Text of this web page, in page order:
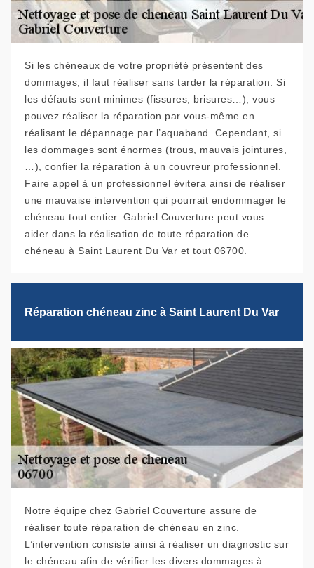
Si les chéneaux de votre propriété présentent des
dommages, il faut réaliser sans tarder la réparation. Si
les défauts sont minimes (fissures, brisures…), vous
pouvez réaliser la réparation par vous-même en
réalisant le dépannage par l’aquaband. Cependant, si
les dommages sont énormes (trous, mauvais jointures,
…), confier la réparation à un couvreur professionnel.
Faire appel à un professionnel évitera ainsi de réaliser
une mauvaise intervention qui pourrait endommager le
chéneau tout entier. Gabriel Couverture peut vous
aider dans la réalisation de toute réparation de
chéneau à Saint Laurent Du Var et tout 06700.
Réparation chéneau zinc à Saint Laurent Du Var
Notre équipe chez Gabriel Couverture assure de
réaliser toute réparation de chéneau en zinc.
L’intervention consiste ainsi à réaliser un diagnostic sur
le chéneau afin de vérifier les divers dommages à